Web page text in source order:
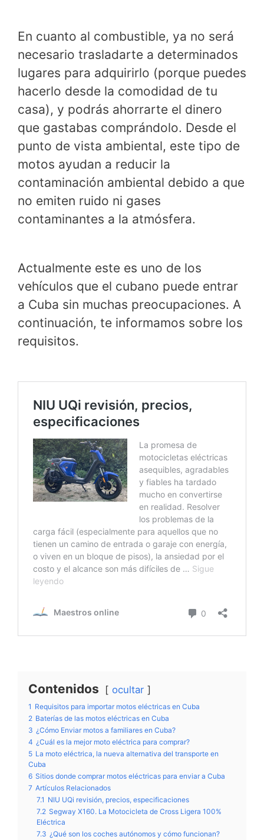
En cuanto al combustible, ya no será
necesario trasladarte a determinados
lugares para adquirirlo (porque puedes
hacerlo desde la comodidad de tu
casa), y podrás ahorrarte el dinero
que gastabas comprándolo. Desde el
punto de vista ambiental, este tipo de
motos ayudan a reducir la
contaminación ambiental debido a que
no emiten ruido ni gases
contaminantes a la atmósfera.
Actualmente este es uno de los
vehículos que el cubano puede entrar
a Cuba sin muchas preocupaciones. A
continuación, te informamos sobre los
requisitos.
Contenidos ocultar
1 Requisitos para importar motos eléctricas en Cuba
2 Baterías de las motos eléctricas en Cuba
3 ¿Cómo Enviar motos a familiares en Cuba?
4 ¿Cuál es la mejor moto eléctrica para comprar?
5 La moto eléctrica, la nueva alternativa del transporte en
Cuba
6 Sitios donde comprar motos eléctricas para enviar a Cuba
7 Artículos Relacionados
7.1 NIU UQi revisión, precios, especificaciones
7.2 Segway X160. La Motocicleta de Cross Ligera 100%
Eléctrica
7.3 ¿Qué son los coches autónomos y cómo funcionan?